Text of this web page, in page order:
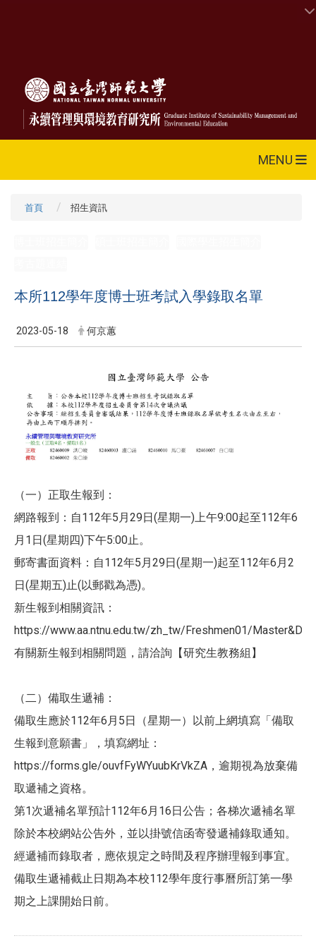
MENU
首頁 招生資訊
本所112學年度博士班考試入學錄取名單
2023-05-18 何京蕙
（一）正取生報到：
網路報到：自112年5月29日(星期一)上午9:00起至112年6
月1日(星期四)下午5:00止。
郵寄書面資料：自112年5月29日(星期一)起至112年6月2
日(星期五)止(以郵戳為憑)。
新生報到相關資訊：
https://www.aa.ntnu.edu.tw/zh_tw/Freshmen01/
有關新生報到相關問題，請洽詢【研究生教務組】
（二）備取生遞補：
備取生應於112年6月5日（星期一）以前上網填寫「備取
生報到意願書」，填寫網址：
https://forms.gle/ouvfFyWYuubKrVkZA，逾期視為放棄備
取遞補之資格。
第1次遞補名單預計112年6月16日公告；各梯次遞補名單
除於本校網站公告外，並以掛號信函寄發遞補錄取通知。
經遞補而錄取者，應依規定之時間及程序辦理報到事宜。
備取生遞補截止日期為本校112學年度行事曆所訂第一學
期之上課開始日前。